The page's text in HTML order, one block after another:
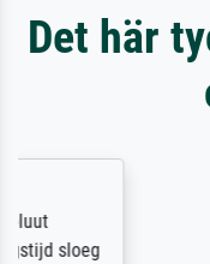
Det här
Sehr gute
des